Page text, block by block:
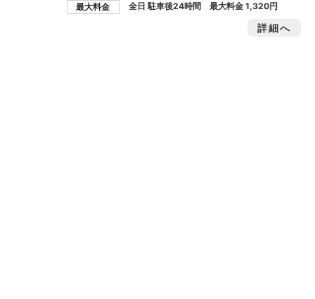
最大料金
全日 駐車後24時間 最大料金1,320円
詳細へ